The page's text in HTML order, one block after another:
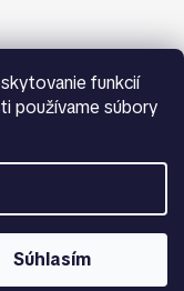
funkcií
používame súbory
Súhlasím
práva vyhradené.